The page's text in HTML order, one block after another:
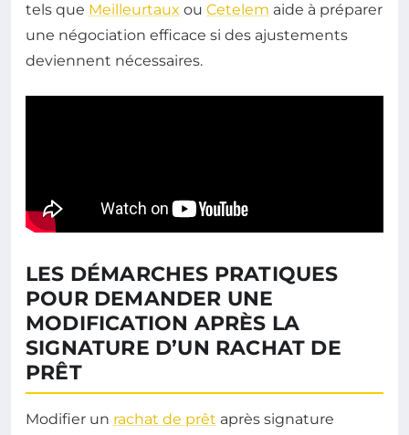
tels que Meilleurtaux ou Cetelem aide à préparer
une négociation efficace si des ajustements
deviennent nécessaires.
LES DÉMARCHES PRATIQUES
POUR DEMANDER UNE
MODIFICATION APRÈS LA
SIGNATURE D’UN RACHAT DE
PRÊT
Modifier un rachat de prêt après signature